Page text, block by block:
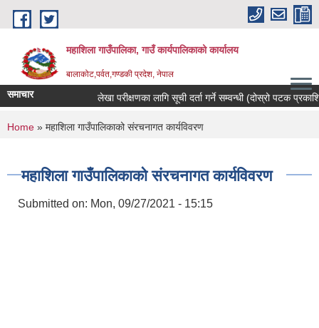
Skip to main content
महाशिला गाउँपालिका, गाउँ कार्यपालिकाको कार्यालय
बालाकोट,पर्वत,गण्डकी प्रदेश, नेपाल
समाचार लेखा परीक्षणका लागि सूची दर्ता गर्ने सम्वन्धी (दोस्रो पटक
You are here
Home » महाशिला गाउँपालिकाको संरचनागत कार्यविवरण
महाशिला गाउँपालिकाको संरचनागत कार्यविवरण
Submitted on: Mon, 09/27/2021 - 15:15